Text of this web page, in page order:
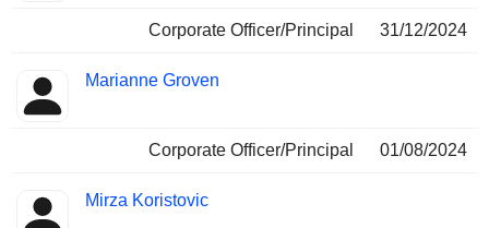
Corporate Officer/Principal 31/12/2024
Marianne Groven
Corporate Officer/Principal 01/08/2024
Mirza Koristovic